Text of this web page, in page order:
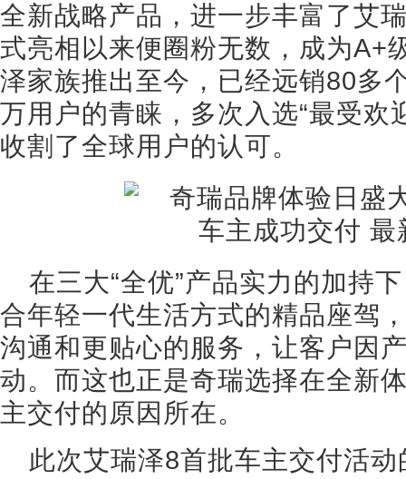
全新战略产品，进一步丰富了艾
式亮相以来便圈粉无数，成为A+
泽家族推出至今，已经远销80多
万用户的青睐，多次入选“最受欢
收割了全球用户的认可。
在三大“全优”产品实力的加持
合年轻一代生活方式的精品座驾
沟通和更贴心的服务，让客户因
动。而这也正是奇瑞选择在全新
主交付的原因所在。
此次艾瑞泽8首批车主交付活